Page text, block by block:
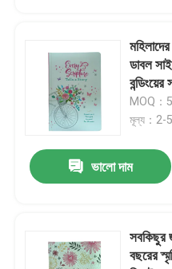
উপন্যাস বই মুদ্রণ
পাঠ্যপুস্তক মুদ্রণ পরিষেবা
হার্ডকভার আর্ট বই মুদ্রণ
কাস্টম জার্নাল মুদ্রণ
ডাবল
MOQ：
মূল্য：2-
ভালো দাম
সবকিছুর
বছরের